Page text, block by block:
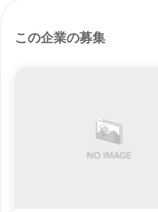
この企業の募集